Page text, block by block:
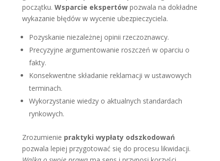
początku. Wsparcie ekspertówpozwala na dokładne
wykazanie błędów w wycenie ubezpieczyciela.
Pozyskanie niezależnej opinii rzeczoznawcy.
Precyzyjne argumentowanie roszczeń w oparciu o
fakty.
Konsekwentne składanie reklamacji w ustawowych
terminach.
Wykorzystanie wiedzy o aktualnych standardach
rynkowych.
Zrozumienie praktyki wypłaty odszkodowań
pozwala lepiej przygotować się do procesu likwidacji.